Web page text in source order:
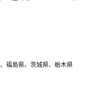
福島県、茨城県、栃木県